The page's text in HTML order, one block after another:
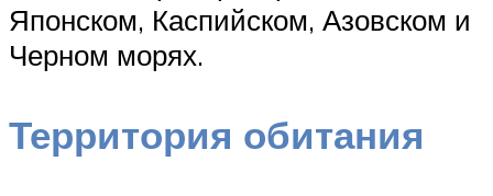
Японском, Каспийском, Азовском и
Черном морях.
Территория обитания